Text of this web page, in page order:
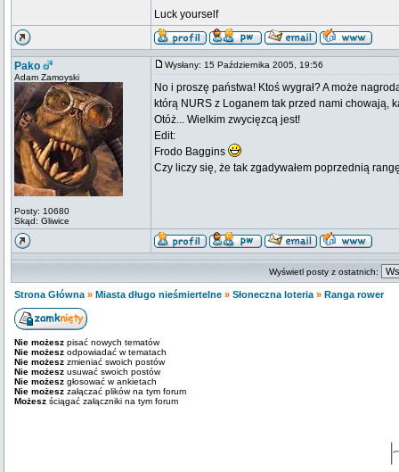
Luck yourself
Pako
Adam Zamoyski
Posty: 10680
Skąd: Gliwice
Wysłany: 15 Października 2005, 19:56
No i proszę państwa! Ktoś wygrał? A może
którą NURS z Loganem tak przed nami chowają,
Otóż... Wielkim zwycięzcą jest!
Edit:
Frodo Baggins
Czy liczy się, że tak zgadywałem poprzednią
Wyświetl posty z ostatnich:
Strona Główna » Miasta długo nieśmiertelne » Słoneczna loteria » Ranga rower
Nie możesz pisać nowych tematów
Nie możesz odpowiadać w tematach
Nie możesz zmieniać swoich postów
Nie możesz usuwać swoich postów
Nie możesz głosować w ankietach
Nie możesz załączać plików na tym forum
Możesz ściągać załączniki na tym forum